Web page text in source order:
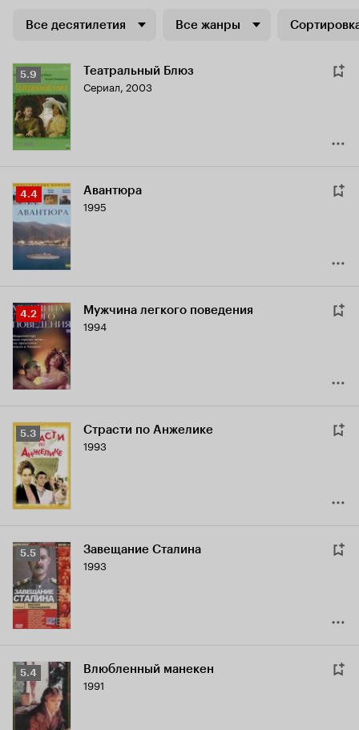
Все десятилетия Все жанры
Рейтинг
Кинопоиска
5.9
5.9 Театральный Блюз
Сериал, 2003
Рейтинг
Кинопоиска
4.4
4.4 Авантюра
1995
Рейтинг
Кинопоиска
4.2
4.2 Мужчина легкого поведения
1994
Рейтинг
Кинопоиска
5.3
5.3 Страсти по Анжелике
1993
Рейтинг
Кинопоиска
5.5
5.5 Завещание Сталина
1993
Рейтинг
Кинопоиска
5.4
5.4 Влюбленный манекен
1991